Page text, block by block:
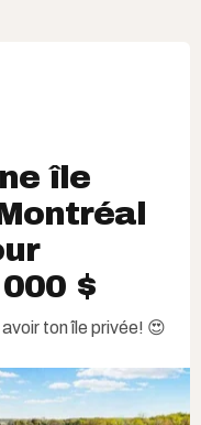
île
$
ton île privée! 😍